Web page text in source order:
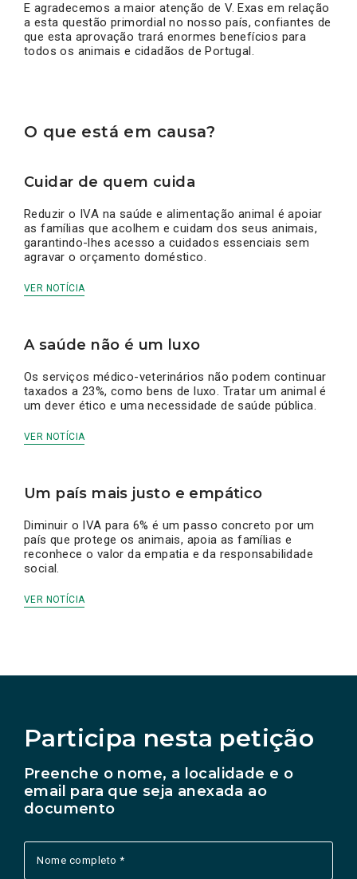
E agradecemos a maior atenção de V. Exas em relação
a esta questão primordial no nosso país, confiantes de
que esta aprovação trará enormes benefícios para
todos os animais e cidadãos de Portugal.
O que está em causa?
Cuidar de quem cuida
Reduzir o IVA na saúde e alimentação animal é apoiar
as famílias que acolhem e cuidam dos seus animais,
garantindo-lhes acesso a cuidados essenciais sem
agravar o orçamento doméstico.
VER NOTÍCIA
A saúde não é um luxo
Os serviços médico-veterinários não podem continuar
taxados a 23%, como bens de luxo. Tratar um animal é
um dever ético e uma necessidade de saúde pública.
VER NOTÍCIA
Um país mais justo e empático
Diminuir o IVA para 6% é um passo concreto por um
país que protege os animais, apoia as famílias e
reconhece o valor da empatia e da responsabilidade
social.
VER NOTÍCIA
Participa nesta petição
Preenche o nome, a localidade e o
email para que seja anexada ao
documento